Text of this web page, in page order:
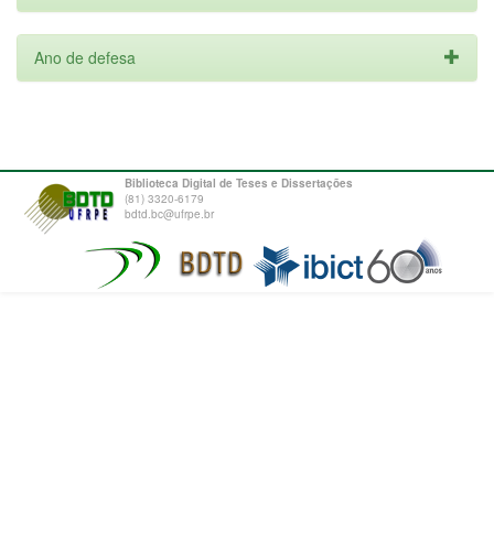
Ano de defesa
Biblioteca Digital de Teses e Dissertações
(81) 3320-6179
bdtd.bc@ufrpe.br